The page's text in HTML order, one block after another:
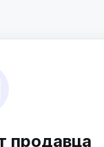
продавца